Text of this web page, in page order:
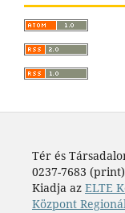
Tér és
0237-7683 (print)
Kiadja az ELTE
Központ